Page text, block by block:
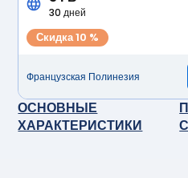
30 дней
Скидка 10 %
Французская Полинезия
ОСНОВНЫЕ
ХАРАКТЕРИСТИКИ